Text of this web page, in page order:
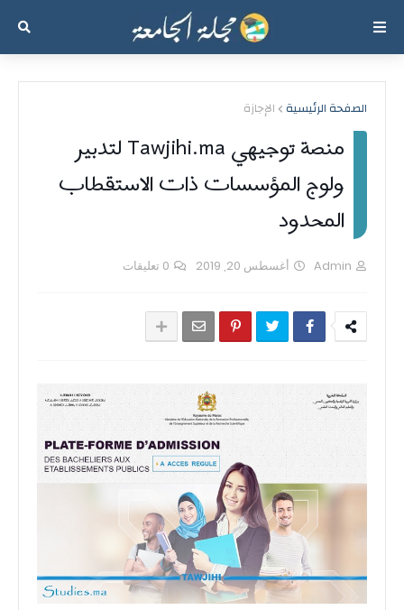
الصفحة الرئيسية الإجازة
منصة توجيهي Tawjihi.ma لتدبير
ولوج المؤسسات ذات الاستقطاب
المحدود
Admin أغسطس 20, 2019 0 تعليقات